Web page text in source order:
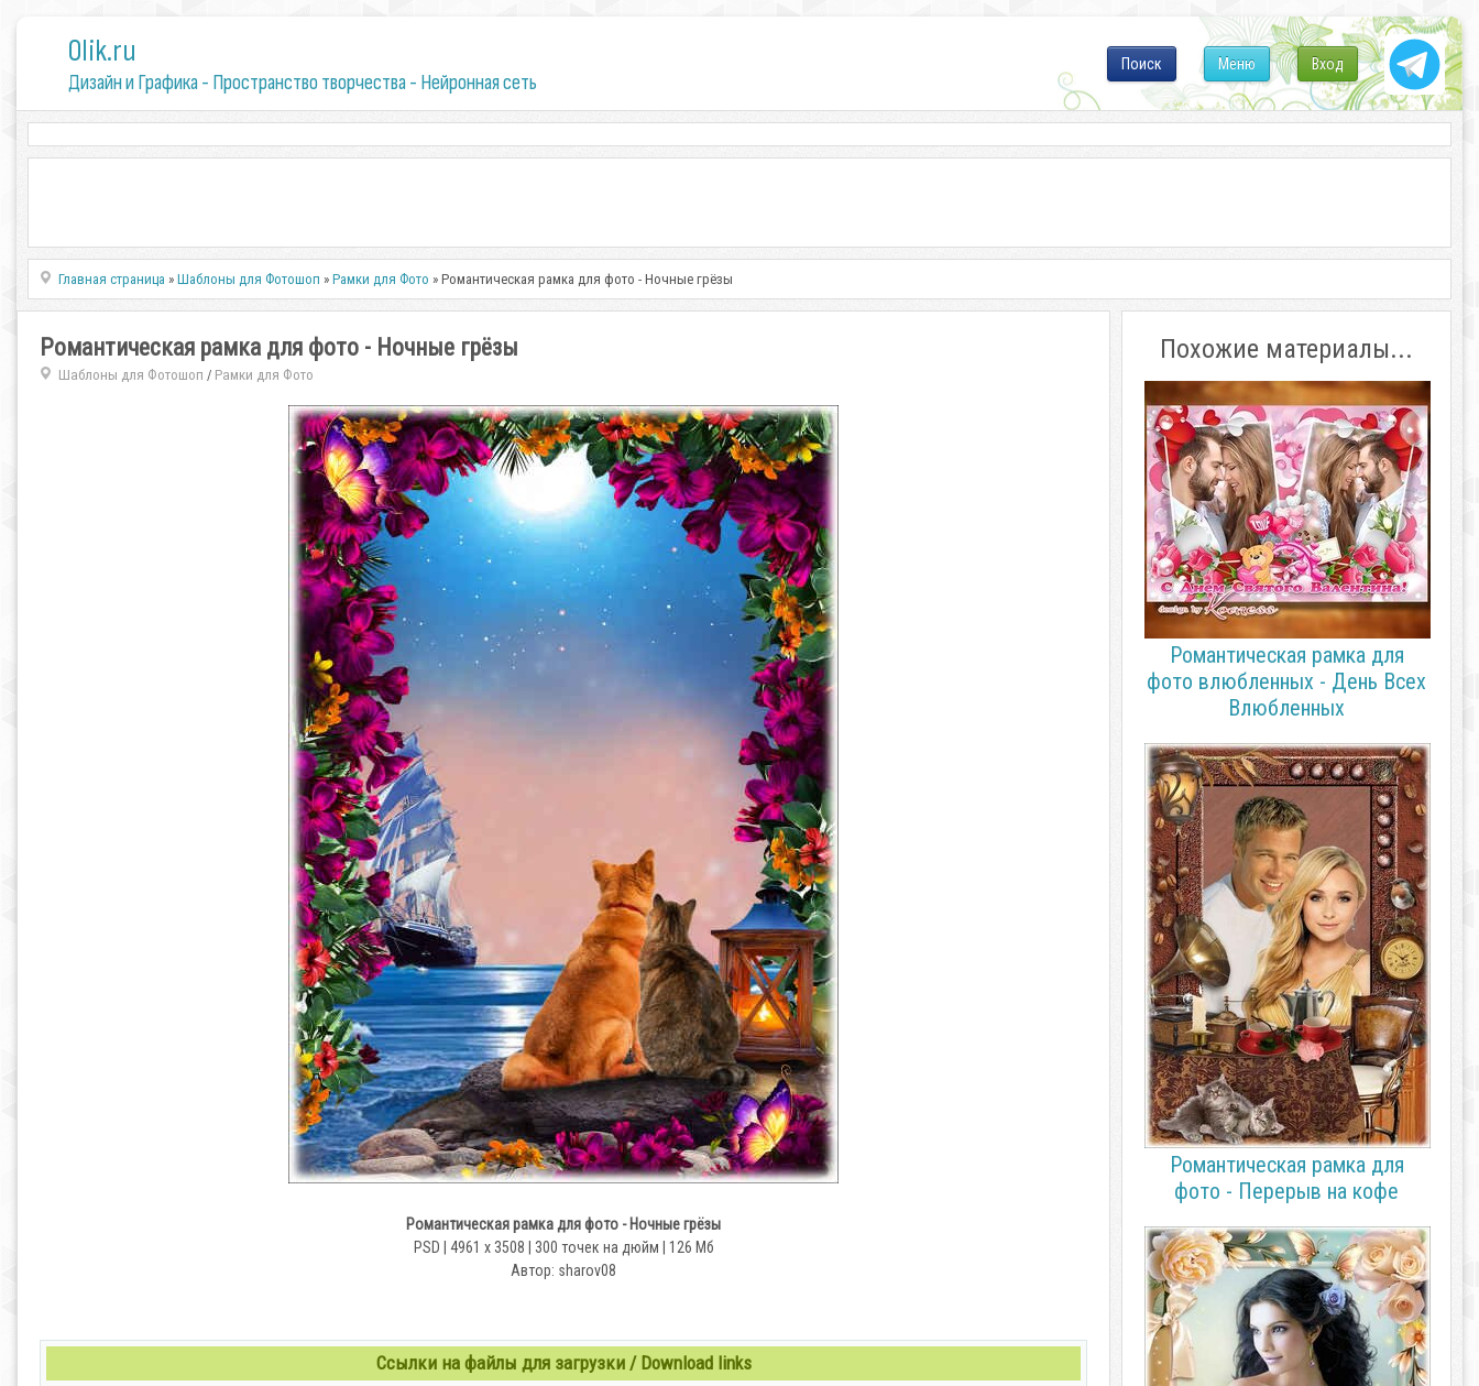
0lik.ru
Дизайн и Графика - Пространство творчества - Нейронная сеть
Вход
Меню
Поиск
Главная страница »Шаблоны для Фотошоп »Рамки для Фото » Романтическая рамка для фото - Ночные грёзы
Романтическая рамка для фото - Ночные грёзы
Шаблоны для Фотошоп / Рамки для Фото
Романтическая рамка для фото - Ночные грёзы
PSD | 4961 х 3508 | 300 точек на дюйм | 126 Мб
Автор: sharov08
Ссылки на файлы для загрузки / Download links
Похожие материалы...
Романтическая рамка для
фото влюбленных - День Всех
Влюбленных
Романтическая рамка для
фото - Перерыв на кофе